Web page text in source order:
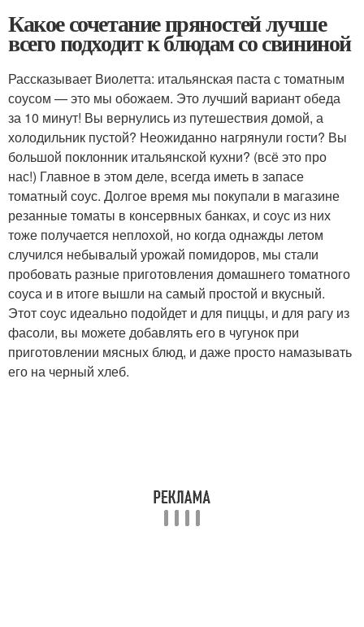
Какое сочетание пряностей лучше
всего подходит к блюдам со свининой
Рассказывает Виолетта: итальянская паста с томатным
соусом — это мы обожаем. Это лучший вариант обеда
за 10 минут! Вы вернулись из путешествия домой, а
холодильник пустой? Неожиданно нагрянули гости? Вы
большой поклонник итальянской кухни? (всё это про
нас!) Главное в этом деле, всегда иметь в запасе
томатный соус. Долгое время мы покупали в магазине
резанные томаты в консервных банках, и соус из них
тоже получается неплохой, но когда однажды летом
случился небывалый урожай помидоров, мы стали
пробовать разные приготовления домашнего томатного
соуса и в итоге вышли на самый простой и вкусный.
Этот соус идеально подойдет и для пиццы, и для рагу из
фасоли, вы можете добавлять его в чугунок при
приготовлении мясных блюд, и даже просто намазывать
его на черный хлеб.